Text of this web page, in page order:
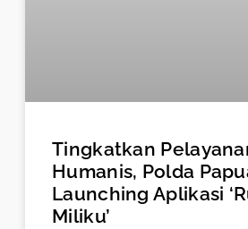
Tingkatkan
Humanis, Polda
Launching Aplikasi
Miliku’